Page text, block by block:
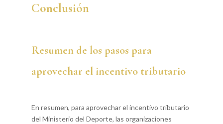
Conclusión
Resumen de los pasos para
aprovechar el incentivo tributario
En resumen, para aprovechar el incentivo tributario
del Ministerio del Deporte, las organizaciones